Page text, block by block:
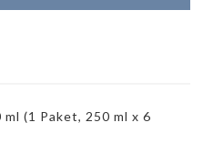
(1 Paket, 250 ml x 6